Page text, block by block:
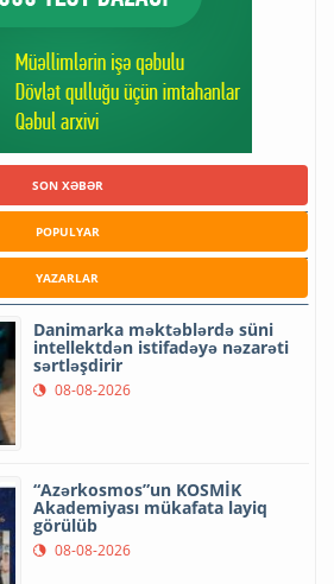
SON XƏBƏR
POPULYAR
YAZARLAR
Danimarka məktəblərdə süni
intellektdən istifadəyə nəzarəti
sərtləşdirir
08-08-2026
“Azərkosmos”un KOSMİK
Akademiyası mükafata layiq
görülüb
08-08-2026